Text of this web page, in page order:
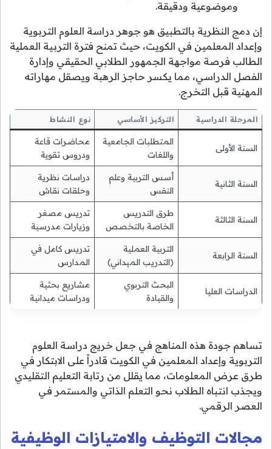
وموضوعية ودقيقة.
إن دمج النظرية بالتطبيق هو جوهر دراسة العلوم التربوية
وإعداد المعلمين في الكويت، حيث تمنح فترة التربية العملية
الطالب فرصة مواجهة الجمهور الطلابي الحقيقي وإدارة
الفصل الدراسي، مما يكسر حاجز الرهبة ويصقل مهاراته
المهنية قبل التخرج.
المرحلة الدراسية التركيز الأساسي نوع النشاط
السنة الأولى
المتطلبات الجامعية
واللغات
محاضرات قاعة
ودروس تقوية
السنة الثانية
أسس التربية وعلم
النفس
دراسات نظرية
وحلقات نقاش
السنة الثالثة
طرق التدريس
الخاصة بالتخصص
تدريس مصغر
وزيارات مدرسية
السنة الرابعة
التربية العملية
(التدريب الميداني)
تدريس كامل في
المدارس
الدراسات العليا
البحث التربوي
والقيادة
مشاريع بحثية
ودراسات ميدانية
تساهم جودة هذه المناهج في جعل خريج دراسة العلوم
التربوية وإعداد المعلمين في الكويت قادراً على الابتكار في
طرق عرض المعلومات، مما يقلل من رتابة التعليم التقليدي
ويجذب انتباه الطلاب نحو التعلم الذاتي والمستمر في
العصر الرقمي.
مجالات التوظيف والامتيازات الوظيفية